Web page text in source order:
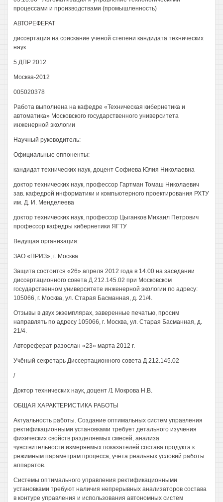
процессами и производствами (промышленность)
АВТОРЕФЕРАТ
диссертация на соискание ученой степени кандидата технических
наук
5 ДПР 2012
Москва-2012
005020378
Работа выполнена на кафедре «Техническая кибернетика и
автоматика» Московского государственного университета
инженерной экологии
Научный руководитель:
Официальные оппоненты:
кандидат технических наук, доцент Софиева Юлия Николаевна
доктор технических наук, профессор Гартман Томаш Николаевич
зав. кафедрой информатики и компьютерного проектирования РХТУ
им. Д. И. Менделеева
доктор технических наук, профессор Цыганков Михаил Петрович
профессор кафедры кибернетики ЯГТУ
Ведущая организация:
ЗАО «ПРИЗ», г. Москва
Защита состоится «26» апреля 2012 года в 14.00 на заседании
диссертационного совета Д 212.145.02 при Московском
государственном университете инженерной экологии по адресу:
105066, г. Москва, ул. Старая Басманная, д. 21/4.
Отзывы в двух экземплярах, заверенные печатью, просим
направлять по адресу 105066, г. Москва, ул. Старая Басманная, д.
21/4.
Автореферат разослан «23» марта 2012 г.
Учёный секретарь Диссертационного совета Д 212.145.02
/
Доктор технических наук, доцент /1 Мокрова Н.В.
ОБЩАЯ ХАРАКТЕРИСТИКА РАБОТЫ
Актуальность работы. Создание оптимальных систем управления
ректификационными установками требует детального изучения
физических свойств разделяемых смесей, анализа
чувствительности измеряемых показателей состава продукта к
режимным параметрам процесса, учёта реальных условий работы
аппаратов.
Системы оптимального управления ректификационными
установками требуют наличия непрерывных анализаторов состава
в контуре управления и использования автономных систем